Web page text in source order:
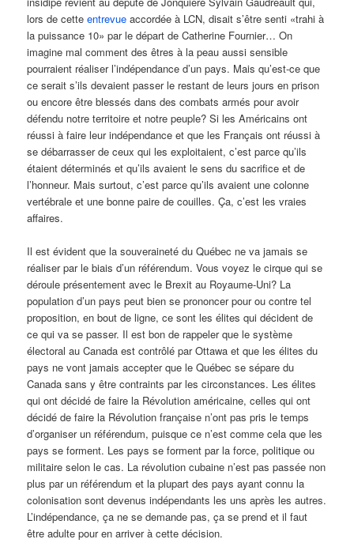
lors de cetteentrevue accordée à LCN, disait s’être senti «trahi à
la puissance 10» par le départ de Catherine Fournier… On
imagine mal comment des êtres à la peau aussi sensible
pourraient réaliser l’indépendance d’un pays. Mais qu’est-ce que
ce serait s’ils devaient passer le restant de leurs jours en prison
ou encore être blessés dans des combats armés pour avoir
défendu notre territoire et notre peuple? Si les Américains ont
réussi à faire leur indépendance et que les Français ont réussi à
se débarrasser de ceux qui les exploitaient, c’est parce qu’ils
étaient déterminés et qu’ils avaient le sens du sacrifice et de
l’honneur. Mais surtout, c’est parce qu’ils avaient une colonne
vertébrale et une bonne paire de couilles. Ça, c’est les vraies
affaires.
Il est évident que la souveraineté du Québec ne va jamais se
réaliser par le biais d’un référendum. Vous voyez le cirque qui se
déroule présentement avec le Brexit au Royaume-Uni? La
population d’un pays peut bien se prononcer pour ou contre tel
proposition, en bout de ligne, ce sont les élites qui décident de
ce qui va se passer. Il est bon de rappeler que le système
électoral au Canada est contrôlé par Ottawa et que les élites du
pays ne vont jamais accepter que le Québec se sépare du
Canada sans y être contraints par les circonstances. Les élites
qui ont décidé de faire la Révolution américaine, celles qui ont
décidé de faire la Révolution française n’ont pas pris le temps
d’organiser un référendum, puisque ce n’est comme cela que les
pays se forment. Les pays se forment par la force, politique ou
militaire selon le cas. La révolution cubaine n’est pas passée non
plus par un référendum et la plupart des pays ayant connu la
colonisation sont devenus indépendants les uns après les autres.
L’indépendance, ça ne se demande pas, ça se prend et il faut
être adulte pour en arriver à cette décision.